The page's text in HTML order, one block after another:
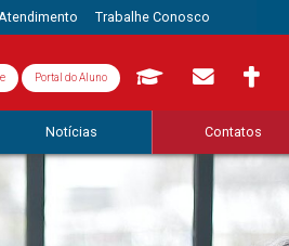
Trabalhe Conosco
Portal do Aluno
Notícias Contatos